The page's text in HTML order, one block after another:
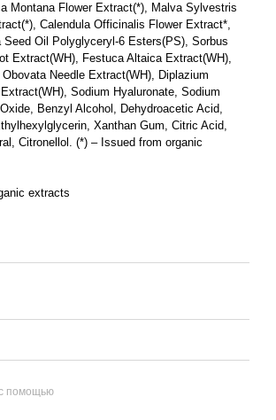
Montana Flower Extract(*), Malva Sylvestris
Calendula Officinalis Flower Extract*,
Oil Polyglyceryl-6 Esters(PS), Sorbus
Extract(WH), Festuca Altaica Extract(WH),
Needle Extract(WH), Diplazium
Sodium Hyaluronate, Sodium
Benzyl Alcohol, Dehydroacetic Acid,
Xanthan Gum, Citric Acid,
Citronellol. (*) – Issued from organic
extracts
помощью